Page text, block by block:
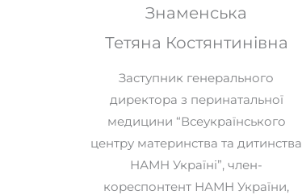
Знаменська
Тетяна Костянтинівна
Заступник генерального
директора з перинатальної
медицини “Всеукраїнського
центру материнства та дитинства
НАМН Україні”, член-
кореспонтент НАМН України,